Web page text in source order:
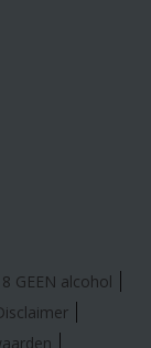
GEEN alcohol